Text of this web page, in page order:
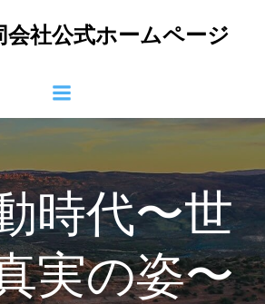
ン
ツ
へ
ッ
プ
会社公式ホームページ
時代〜世
実の姿〜